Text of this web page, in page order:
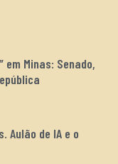
em Minas: Senado,
Aulão de IA e o